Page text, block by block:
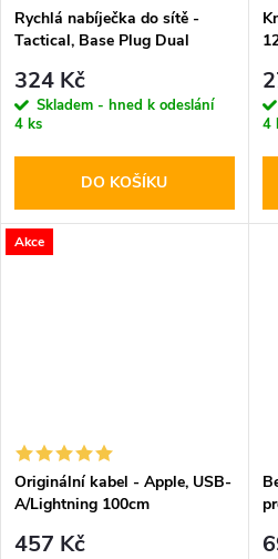
Rychlá nabíječka do sítě -
Tactical, Base Plug Dual
324 Kč
Skladem - hned k odeslání
4 ks
DO KOŠÍKU
4
Akce
Originální kabel - Apple, USB-
A/Lightning 100cm
457 Kč